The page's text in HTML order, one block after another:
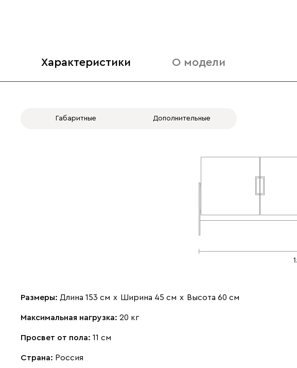
Характеристики О модели
Габаритные Дополнительные
Размеры: Длина 153 см х Ширина 45 см х Высота 60 см
Максимальная нагрузка: 20 кг
Просвет от пола: 11 см
Страна: Россия